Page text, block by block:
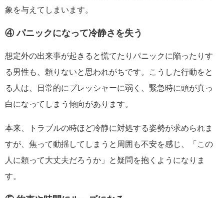
象を与えてしまいます。
④ パニックになって冷静さを失う
想定外の出来事が起きると慌てたりパニックに陥ったりす
る男性も、頼りないと思われがちです。こうした行動をと
る人は、日常的にプレッシャーに弱く、緊急時に頭が真っ
白になってしまう傾向があります。
本来、トラブルの時ほど冷静に対処する姿勢が求められま
すが、焦って動揺してしまうと周囲も不安を感じ、「この
人に頼って大丈夫だろうか」と疑問を抱くようになりま
す。